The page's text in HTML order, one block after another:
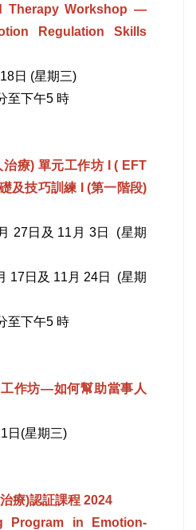
Therapy Workshop —
Regulation Skills
日 (星期三)
至下午5 時
療) 單元工作坊 I ( EFT
及技巧訓練 I (第一階段)
27日及 11月 3日 (星期
17日及 11月 24日 (星期
至下午5 時
工作坊—如何幫助當事人
日(星期三)
療)認証課程 2024
Program in Emotion-